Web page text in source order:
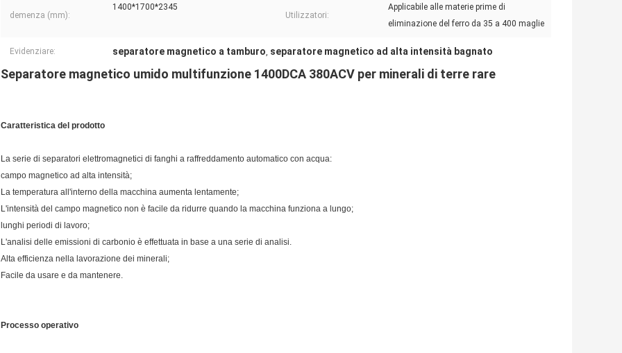
demenza (mm):
1400*1700*2345
Utilizzatori:
Applicabile alle materie prime di
eliminazione del ferro da 35 a 400 maglie
Evidenziare: separatore magnetico a tamburo, separatore magnetico ad alta intensità bagnato
Separatore magnetico umido multifunzione 1400DCA 380ACV per minerali di terre rare
Caratteristica del prodotto
La serie di separatori elettromagnetici di fanghi a raffreddamento automatico con acqua:
campo magnetico ad alta intensità;
La temperatura all'interno della macchina aumenta lentamente;
L'intensità del campo magnetico non è facile da ridurre quando la macchina funziona a lungo;
lunghi periodi di lavoro;
L'analisi delle emissioni di carbonio è effettuata in base a una serie di analisi.
Alta efficienza nella lavorazione dei minerali;
Facile da usare e da mantenere.
Processo operativo